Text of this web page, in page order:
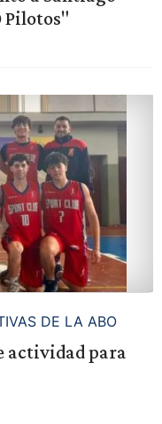
Pilotos"
DE LA ABO
actividad para